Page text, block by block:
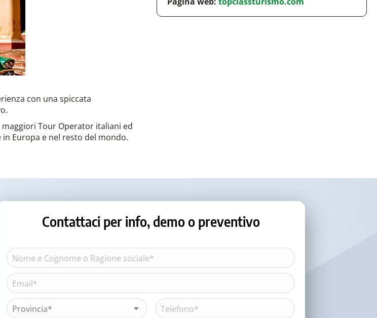
con una spiccata
Tour Operator italiani ed
Europa e nel resto del mondo.
Contattaci per info, demo o preventivo
Nome
e
Cognome
o
Ragione
sociale*
(Obbligatorio)
Nome
Email*
(Obbligatorio)
Provincia*
(Obbligatorio)
Telefono*
(Obbligatorio)